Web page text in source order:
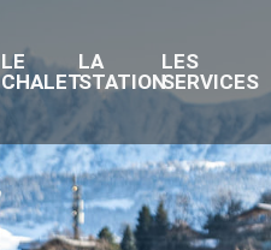
LE
CHALET
LA
STATION
LES
SERVICES